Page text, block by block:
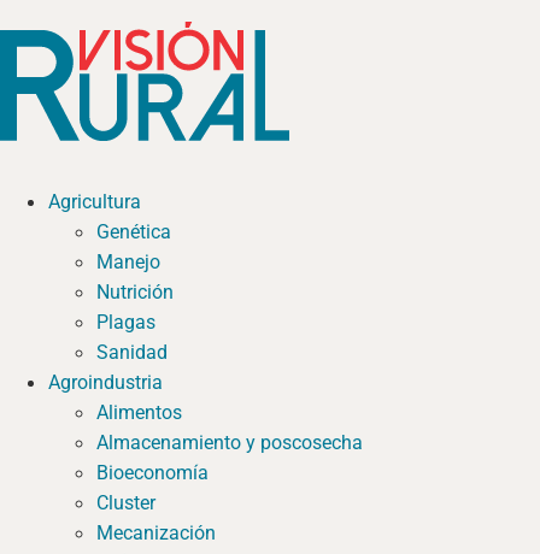
Agricultura
Genética
Manejo
Nutrición
Plagas
Sanidad
Agroindustria
Alimentos
Almacenamiento y poscosecha
Bioeconomía
Cluster
Mecanización